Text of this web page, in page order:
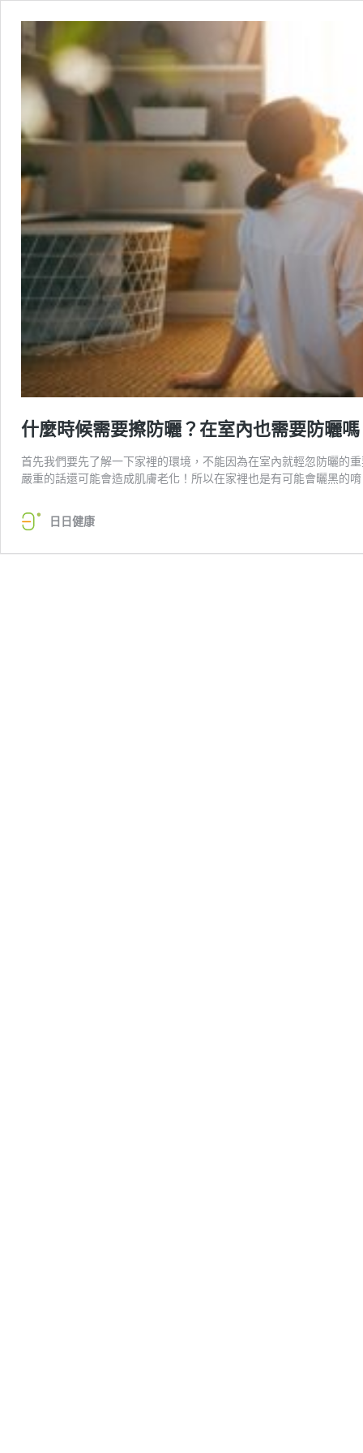
什麼時候需要擦防曬？在室內也需要防曬
首先我們要先了解一下家裡的環境，不能因為在室內就輕忽防曬的
嚴重的話還可能會造成肌膚老化！所以在家裡也是有可能會曬黑的
日日健康